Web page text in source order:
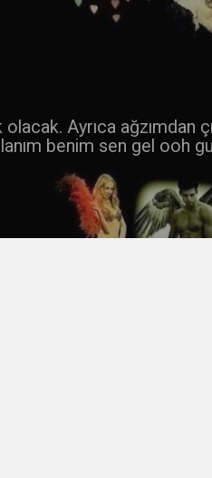
Ayrıca ağzımdan
benim sen gel ooh